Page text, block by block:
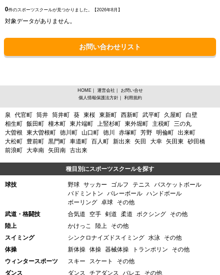
0件のスポーツスクールが見つかりました。【2026年8月】
対象データがありません。
お問い合わせリスト
愛知県名古屋市東区砂田橋からスポーツスクールを探す
泉 代官町 筒井 筒井町 葵 東桜 東新町 西新町 武平町 久屋町 白壁
相生町 飯田町 橦木町 東片端町 上竪杉町 東外堀町 主税町 三の丸
大曽根
東大曽根町 徳川町 山口町 徳川 赤塚町 芳野 明倫町 出来町
大松町
豊前町 黒門町 車道町 百人町 新出来 矢田 大幸 矢田東
砂田橋
前浪町 大幸南 矢田南 古出来
種目別にスポーツスクールを探す
球技 野球 サッカー ゴルフ テニス
バスケットボール
バドミントン
バレーボール ハンドボール
ボーリング 卓球
その他
武道・格闘技
合気道 空手 剣道 柔道 ボクシング
その他
陸上
かけっこ 陸上
その他
スイミング
シンクロナイズドスイミング 水泳
その他
体操
新体操 体操 器械体操 トランポリン
その他
ウィンタースポーツ
スキー スケート
その他
ダンス
ダンス チアダンス バレエ その他
HOME｜ 運営会社 ｜
お問い合せ
個人情報保護法方針｜ 利用規約